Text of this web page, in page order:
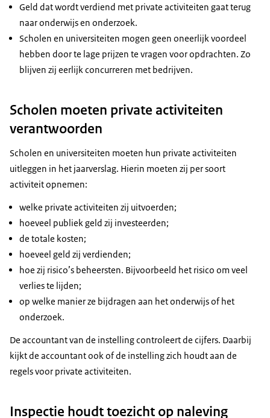
Geld dat wordt verdiend met private activiteiten gaat terug
naar onderwijs en onderzoek.
Scholen en universiteiten mogen geen oneerlijk voordeel
hebben door te lage prijzen te vragen voor opdrachten. Zo
blijven zij eerlijk concurreren met bedrijven.
Scholen moeten private activiteiten
verantwoorden
Scholen en universiteiten moeten hun private activiteiten
uitleggen in het jaarverslag. Hierin moeten zij per soort
activiteit opnemen:
welke private activiteiten zij uitvoerden;
hoeveel publiek geld zij investeerden;
de totale kosten;
hoeveel geld zij verdienden;
hoe zij risico’s beheersten. Bijvoorbeeld het risico om veel
verlies te lijden;
op welke manier ze bijdragen aan het onderwijs of het
onderzoek.
De accountant van de instelling controleert de cijfers. Daarbij
kijkt de accountant ook of de instelling zich houdt aan de
regels voor private activiteiten.
Inspectie houdt toezicht op naleving